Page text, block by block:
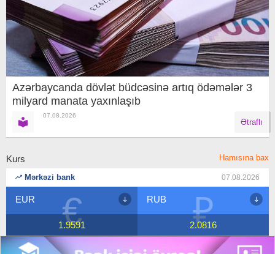
Azərbaycanda dövlət büdcəsinə artıq ödəmələr 3
milyard manata yaxınlaşıb
07.08.2026
Ətraflı
Kurs Hamısına bax
Mərkəzi bank 07.08.2026
₽
RUB
2.0816 $
USD
1.7